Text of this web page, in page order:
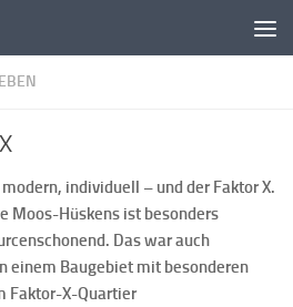
individuell – und der Faktor X.
Moos-Hüskens ist besonders
Das war auch
einem Baugebiet mit besonderen
Faktor-X-Quartier